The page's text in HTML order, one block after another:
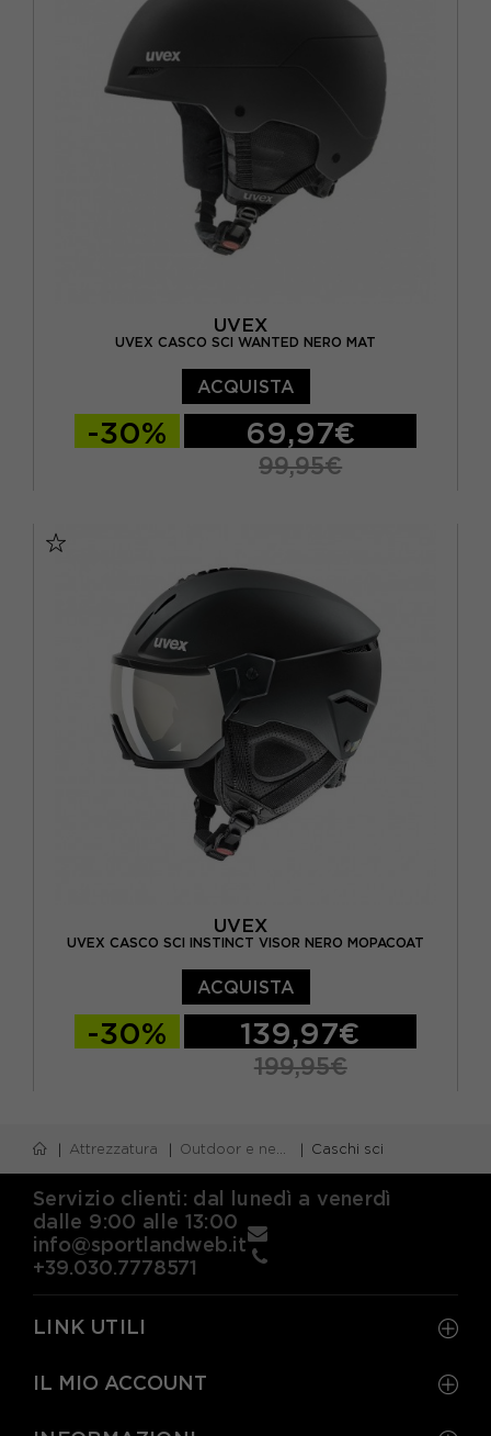
UVEX
UVEX CASCO SCI WANTED NERO MAT
ACQUISTA
-30% 69,97€
99,95€
UVEX
UVEX CASCO SCI INSTINCT VISOR NERO MOPACOAT
ACQUISTA
-30% 139,97€
199,95€
Attrezzatura Outdoor e neve Caschi sci
Servizio clienti: dal lunedì a venerdì
dalle 9:00 alle 13:00
info@sportlandweb.it
+39.030.7778571
LINK UTILI
IL MIO ACCOUNT